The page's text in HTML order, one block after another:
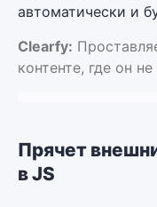
автоматически и
Clearfy:
контенте, где он не
Прячет
в JS